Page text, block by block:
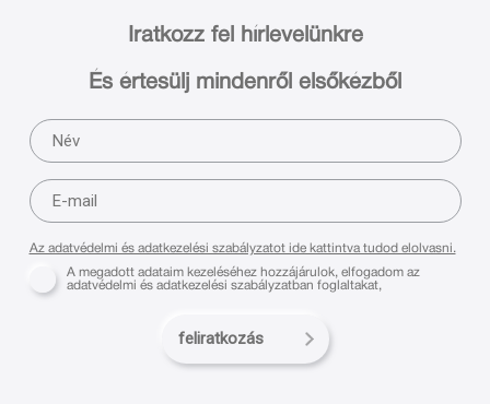
Iratkozz fel hírlevelünkre
És értesülj mindenről elsőkézből
Az adatvédelmi és adatkezelési szabályzatot ide kattintva tudod elolvasni.
A megadott adataim kezeléséhez hozzájárulok, elfogadom az
adatvédelmi és adatkezelési szabályzatban foglaltakat,
feliratkozás